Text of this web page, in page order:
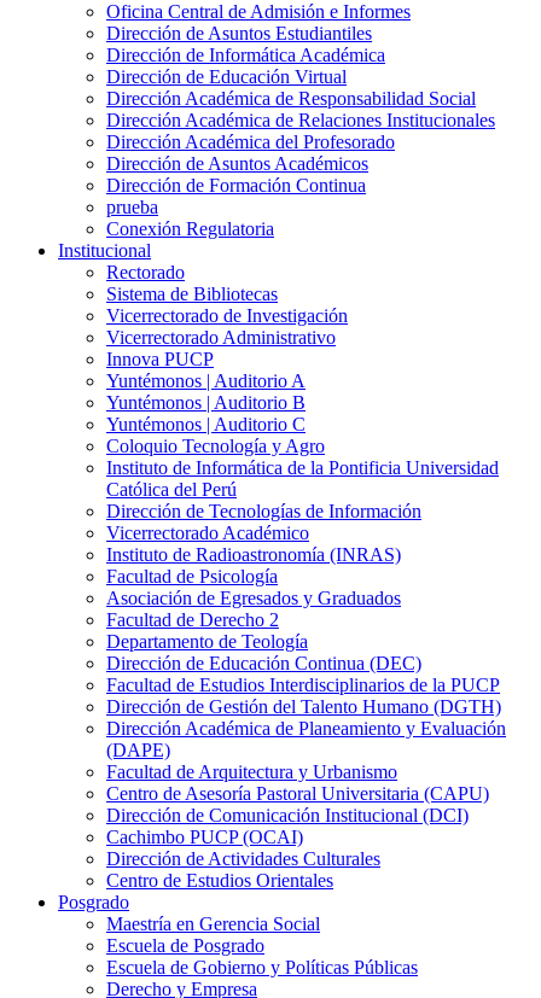
Oficina Central de Admisión e Informes
Dirección de Asuntos Estudiantiles
Dirección de Informática Académica
Dirección de Educación Virtual
Dirección Académica de Responsabilidad Social
Dirección Académica de Relaciones Institucionales
Dirección Académica del Profesorado
Dirección de Asuntos Académicos
Dirección de Formación Continua
prueba
Conexión Regulatoria
Institucional
Rectorado
Sistema de Bibliotecas
Vicerrectorado de Investigación
Vicerrectorado Administrativo
Innova PUCP
Yuntémonos | Auditorio A
Yuntémonos | Auditorio B
Yuntémonos | Auditorio C
Coloquio Tecnología y Agro
Instituto de Informática de la Pontificia Universidad
Católica del Perú
Dirección de Tecnologías de Información
Vicerrectorado Académico
Instituto de Radioastronomía (INRAS)
Facultad de Psicología
Asociación de Egresados y Graduados
Facultad de Derecho 2
Departamento de Teología
Dirección de Educación Continua (DEC)
Facultad de Estudios Interdisciplinarios de la PUCP
Dirección de Gestión del Talento Humano (DGTH)
Dirección Académica de Planeamiento y Evaluación
(DAPE)
Facultad de Arquitectura y Urbanismo
Centro de Asesoría Pastoral Universitaria (CAPU)
Dirección de Comunicación Institucional (DCI)
Cachimbo PUCP (OCAI)
Dirección de Actividades Culturales
Centro de Estudios Orientales
Posgrado
Maestría en Gerencia Social
Escuela de Posgrado
Escuela de Gobierno y Políticas Públicas
Derecho y Empresa